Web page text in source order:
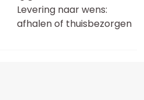
Levering naar wens:
afhalen of thuisbezorgen